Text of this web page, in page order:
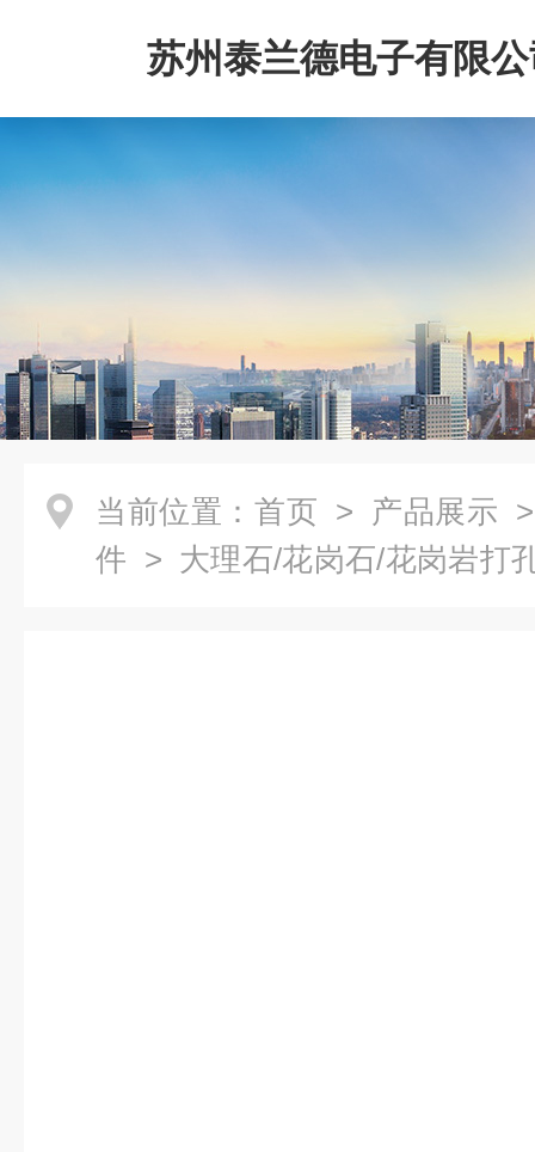
苏州泰兰德电子有限
当前位置： 首页 > 产品展示
件 > 大理石/花岗石/花岗岩打